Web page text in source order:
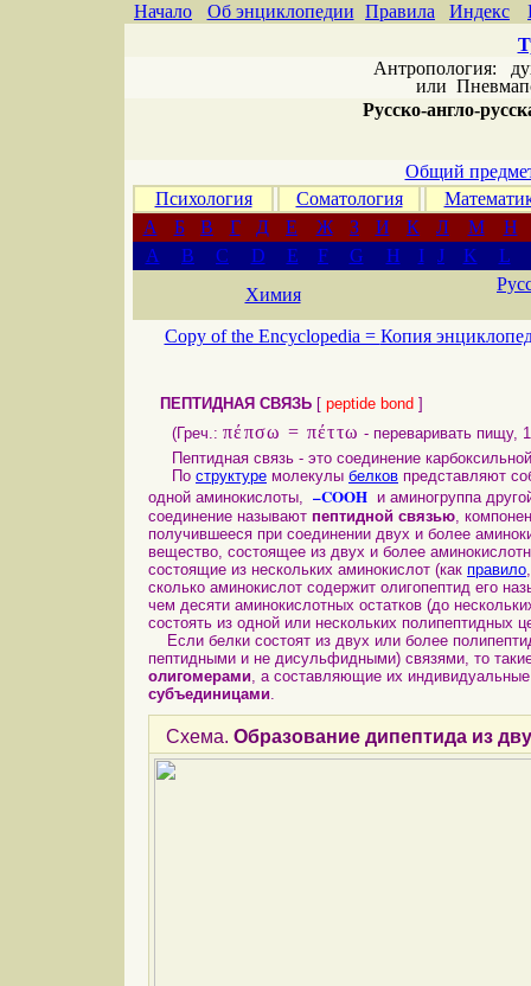
Начало Об энциклопедии Правила Индекс
Антропология:
или
Русско-англо-
Общий
Психология
Соматология
А
Б В Г Д Е Ж З И К Л М
Н
A
B C D E F G H I J K
L
Химия
Copy of the Encyclopedia = Копия
ПЕПТИДНАЯ СВЯЗЬ [ peptide bond ]
(Греч.: πέπσω = πέττω - переваривать пищу,
Пептидная связь - это соединение
По структуре молекулы белков представляют
одной аминокислоты, –COOH и аминогруппа
соединение называют пептидной связью,
получившееся при соединении двух и более
вещество, состоящее из двух и более
состоящие из нескольких аминокислот (как правило
сколько аминокислот содержит олигопептид его
чем десяти аминокислотных остатков (до
состоять из одной или нескольких полипептидных
Если белки состоят из двух или более
пептидными и не дисульфидными) связями, то
олигомерами, а составляющие их
субъединицами.
Схема. Образование дипептида из